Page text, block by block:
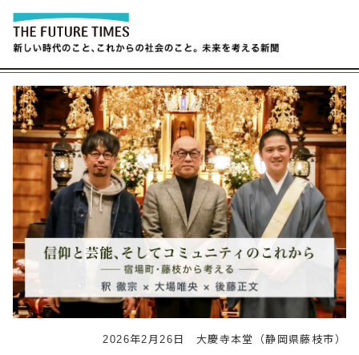
2026年2月26日 大慶寺本堂（静岡県藤枝市）